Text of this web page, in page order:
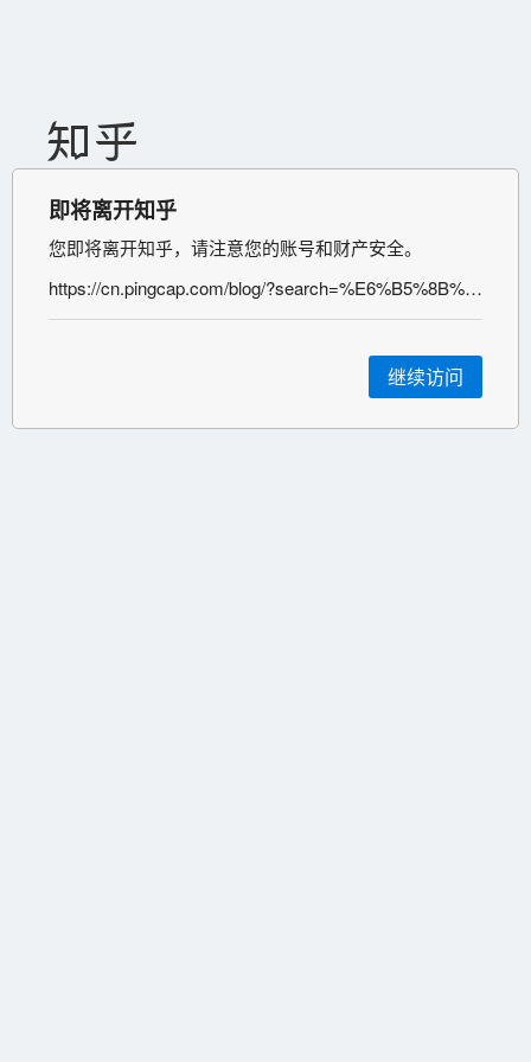
即将离开知乎
您即将离开知乎，请注意您的账号和财产安全。
https://cn.pingcap.com/blog/?search=%E6%B5%8B%E8%AF%95
继续访问